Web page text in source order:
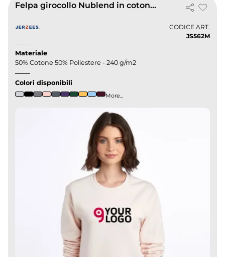
Felpa girocollo Nublend in cotone sostenibile
CODICE ART.
JS562M
Materiale
50% Cotone 50% Poliestere - 240 g/m2
Colori disponibili
More...